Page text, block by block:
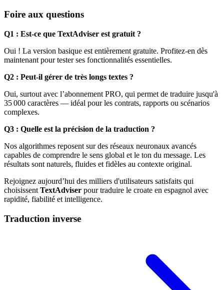
Foire aux questions
Q1 : Est-ce que TextAdviser est gratuit ?
Oui ! La version basique est entièrement gratuite. Profitez-en dès
maintenant pour tester ses fonctionnalités essentielles.
Q2 : Peut-il gérer de très longs textes ?
Oui, surtout avec l’abonnement PRO, qui permet de traduire jusqu'à
35 000 caractères — idéal pour les contrats, rapports ou scénarios
complexes.
Q3 : Quelle est la précision de la traduction ?
Nos algorithmes reposent sur des réseaux neuronaux avancés
capables de comprendre le sens global et le ton du message. Les
résultats sont naturels, fluides et fidèles au contexte original.
Rejoignez aujourd’hui des milliers d'utilisateurs satisfaits qui
choisissent TextAdviser pour traduire le croate en espagnol avec
rapidité, fiabilité et intelligence.
Traduction inverse